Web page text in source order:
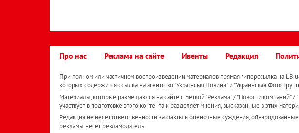
Про нас Реклама на сайте Ивенты Редакция
При полном или частичном воспроизведении материалов прямая гиперссылка на
которых содержится ссылка на агентство "Українськi Новини" и "Украинская Фото
Материалы, которые размещаются на сайте с меткой "Реклама" / "Новости компаний"
участвует в подготовке этого контента и разделяет мнения, высказанные в этих
Редакция не несет ответственности за факты и оценочные суждения,
рекламы несет рекламодатель.